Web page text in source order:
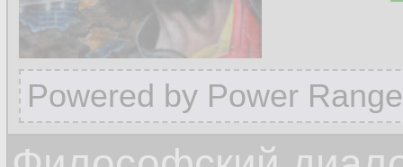
Powered by Power